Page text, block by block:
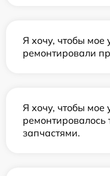
Я хочу, чтобы мое
ремонтировали
Я хочу, чтобы мое
запчастями.